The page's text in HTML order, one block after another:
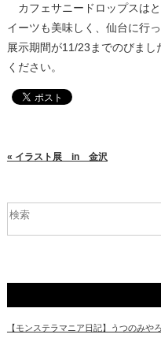
カフェサニードロップスは
イーツも美味しく、仙台に行
展示期間が11/23までのびま
ください。
« イラスト展 in 金沢
【モンステラマニア日記】うつのみや